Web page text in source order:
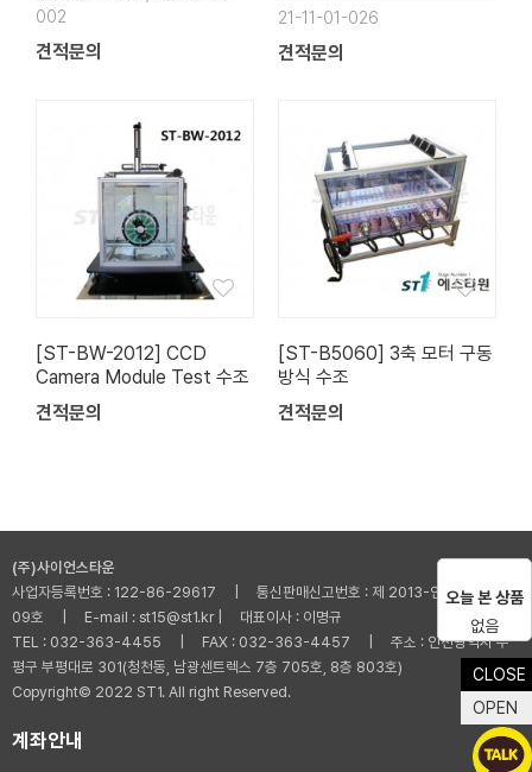
002
견적문의
21-11-01-026
견적문의
[ST-BW-2012] CCD
Camera Module Test 수조
견적문의
[ST-B5060] 3축 모터 구동
방식 수조
견적문의
(주)사이언스타운
사업자등록번호 : 122-86-29617 | 통신판매신고번호 : 제 2013-인천부평-001
09호 | E-mail : st15@st1.kr | 대표이사 : 이명규
TEL : 032-363-4455 | FAX : 032-363-4457 | 주소 : 인천광역시 부
평구 부평대로 301(청천동, 남광센트렉스 7층 705호, 8층 803호)
Copyright© 2022 ST1. All right Reserved.
계좌안내
CLOSE
OPEN
오늘 본 상품
없음